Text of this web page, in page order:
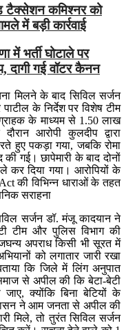
टैक्सेशन कमिश्नर को
में बड़ी कार्रवाई
भर्ती घोटाले पर
दागी गई वॉटर कैनन
मिलने के बाद सिविल सर्जन
के निर्देश पर विशेष टीम
के माध्यम से 1.50 लाख
आरोपी कुलदीप द्वारा
हुए पकड़ा गया, जबकि रोमा
गई। छापेमारी के बाद दोनों
कर दिया गया। आरोपियों के
की विभिन्न धाराओं के तहत
सराहना
सर्जन डॉ. मंजू कादयान ने
टीम और पुलिस विभाग की
अपराध किसी भी सूरत में
को लगातार जारी रखा
कि जिले में लिंग अनुपात
से अपील की कि बेटा-बेटी
क्योंकि बिना बेटियों के
ने आम जनता से अपील की
मिले, तो तुरंत सिविल सर्जन